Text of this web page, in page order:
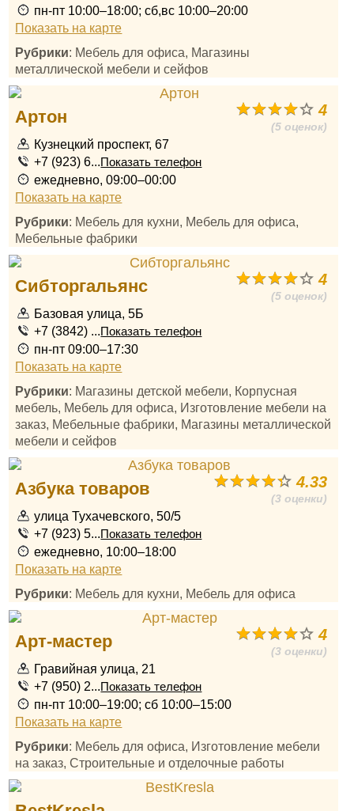
пн-пт 10:00–18:00; сб,вс 10:00–20:00
Показать на карте
Рубрики: Мебель для офиса, Магазины
металлической мебели и сейфов
4
(5 оценок)
Артон
Кузнецкий проспект, 67
+7 (923) 6...Показать телефон
ежедневно, 09:00–00:00
Показать на карте
Рубрики: Мебель для кухни, Мебель для офиса,
Мебельные фабрики
4
(5 оценок)
Сибторгальянс
Базовая улица, 5Б
+7 (3842) ...Показать телефон
пн-пт 09:00–17:30
Показать на карте
Рубрики: Магазины детской мебели, Корпусная
мебель, Мебель для офиса, Изготовление мебели на
заказ, Мебельные фабрики, Магазины металлической
мебели и сейфов
4.33
(3 оценки)
Азбука товаров
улица Тухачевского, 50/5
+7 (923) 5...Показать телефон
ежедневно, 10:00–18:00
Показать на карте
Рубрики: Мебель для кухни, Мебель для офиса
4
(3 оценки)
Арт-мастер
Гравийная улица, 21
+7 (950) 2...Показать телефон
пн-пт 10:00–19:00; сб 10:00–15:00
Показать на карте
Рубрики: Мебель для офиса, Изготовление мебели
на заказ, Строительные и отделочные работы